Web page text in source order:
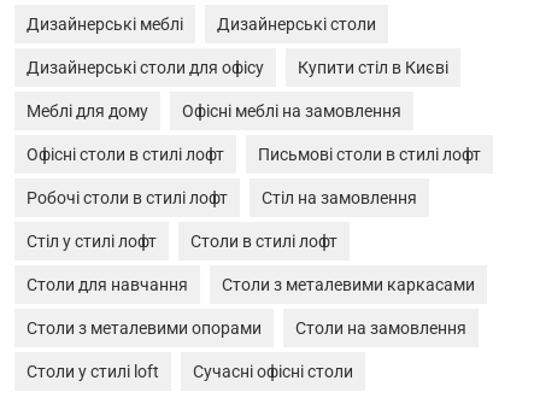
Дизайнерські меблі Дизайнерські столи
Дизайнерські столи для офісу Купити стіл в Києві
Меблі для дому Офісні меблі на замовлення
Офісні столи в стилі лофт Письмові столи в стилі лофт
Робочі столи в стилі лофт Стіл на замовлення
Стіл у стилі лофт Столи в стилі лофт
Столи для навчання Столи з металевими каркасами
Столи з металевими опорами Столи на замовлення
Столи у стилі loft Сучасні офісні столи